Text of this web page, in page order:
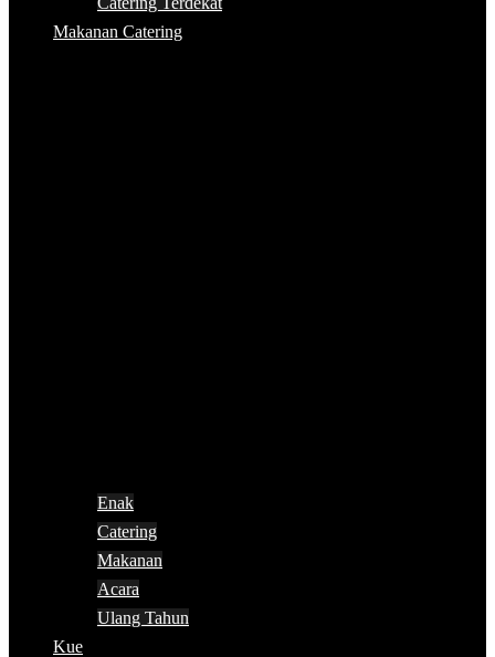
Makanan Catering
Enak
Catering
Makanan
Acara
Ulang Tahun
Kue